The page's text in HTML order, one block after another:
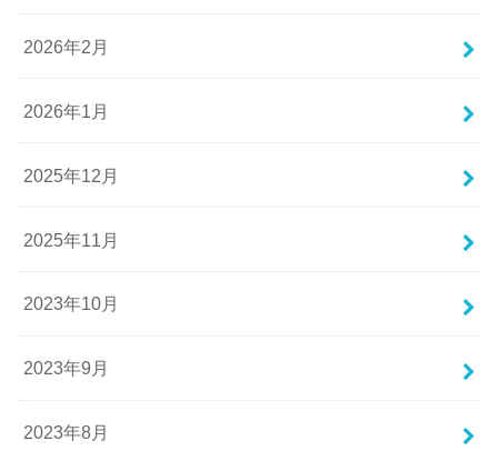
2026年2月
2026年1月
2025年12月
2025年11月
2023年10月
2023年9月
2023年8月